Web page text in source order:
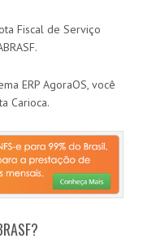
Fiscal de Serviço
ERP AgoraOS, você
Carioca.